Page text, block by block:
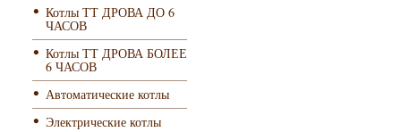
Котлы ТТ ДРОВА ДО 6
ЧАСОВ
Котлы ТТ ДРОВА БОЛЕЕ
6 ЧАСОВ
Автоматические котлы
Электрические котлы